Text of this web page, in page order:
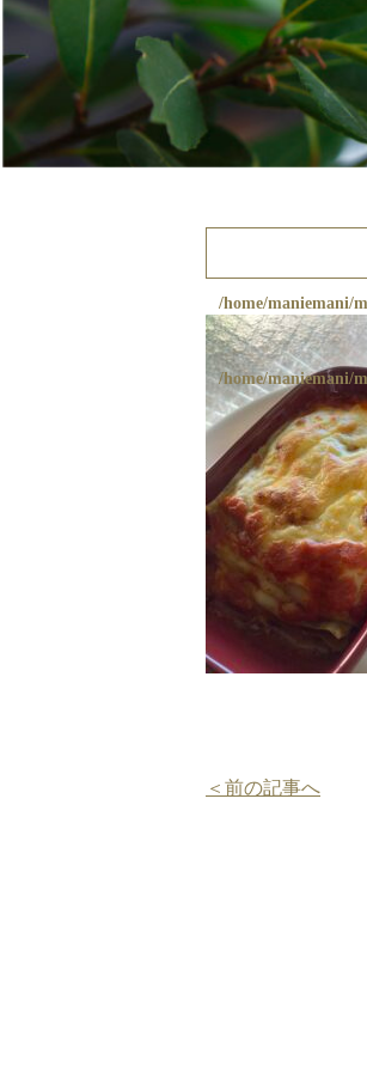
/home/maniemani/
/home/maniemani/
投
＜前の記事へ